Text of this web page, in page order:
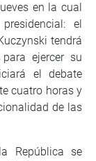
en la cual
el
tendrá
ejercer su
el debate
cuatro horas y
de las
República se